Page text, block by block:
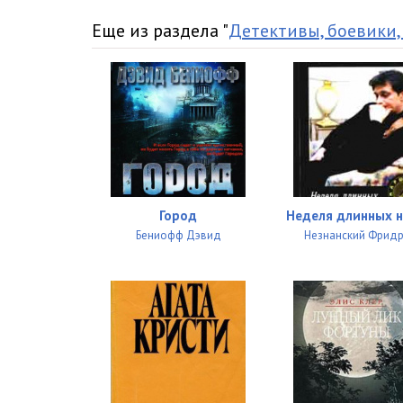
Le_Flok_2._Chelovek_so_svintsovym_chrevom_28
Le_Flok_2._Chelovek_so_svintsovym_chrevom_29
Le_Flok_2._Chelovek_so_svintsovym_chrevom_30
Еще из раздела "Детективы,
Город
Бениофф Дэвид
Неделя длинных
Незнанский